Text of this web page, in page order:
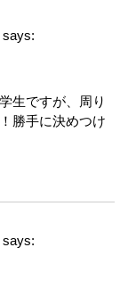
says:
生ですが、周り
勝手に決めつけ
says: